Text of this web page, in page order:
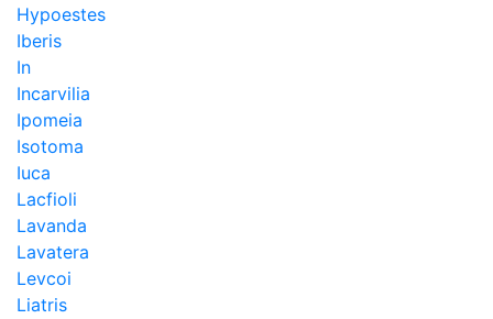
Hypoestes
Iberis
In
Incarvilia
Ipomeia
Isotoma
Iuca
Lacfioli
Lavanda
Lavatera
Levcoi
Liatris